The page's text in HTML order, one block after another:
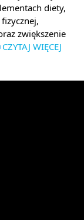
diety,
zwiększenie
CZYTAJ WIĘCEJ